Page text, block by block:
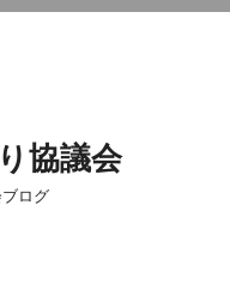
協議会
ログ